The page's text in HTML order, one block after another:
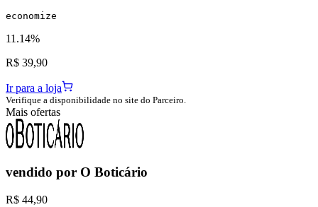
economize
11.14%
R$ 39,90
Ir para a loja
Verifique a disponibilidade no site do Parceiro.
Mais ofertas
vendido por O Boticário
R$ 44,90